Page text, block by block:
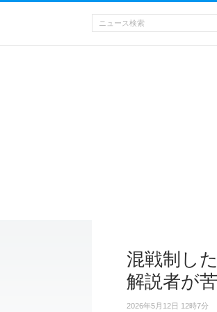
混戦制し
解説者が
2026年5月12日 12時7分